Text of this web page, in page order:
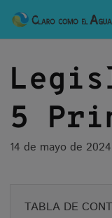
5
14 de mayo de 2024
TABLA DE